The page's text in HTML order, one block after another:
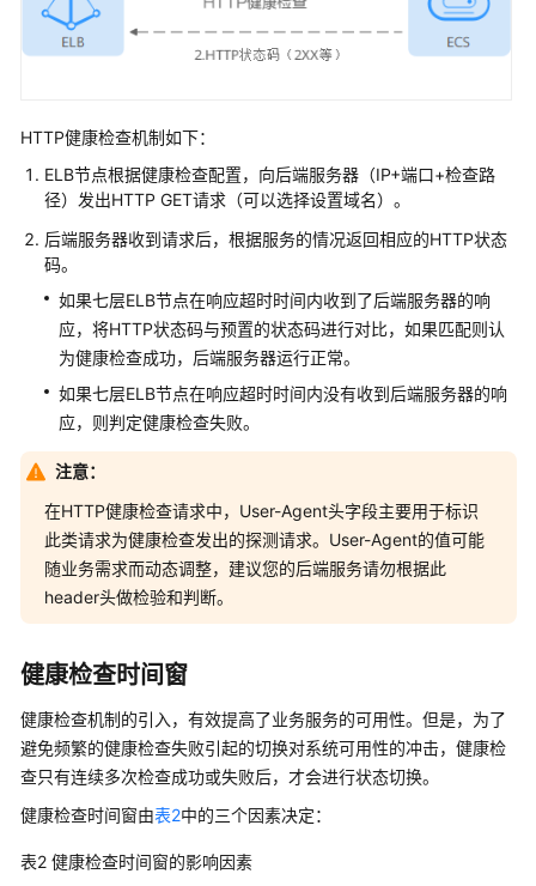
频
品
术
语
更
多
文
档
通
用
参
考
责
任
共
担
云
务
等
级
协
（SLA）
HTTP健康检查机制如下：
ELB节点根据健康检查配置，向后端服务器（IP+端口+检查路
径）发出HTTP GET请求（可以选择设置域名）。
后端服务器收到请求后，根据服务的情况返回相应的HTTP状态
码。
如果七层ELB节点在响应超时时间内收到了后端服务器的响
应，将HTTP状态码与预置的状态码进行对比，如果匹配则认
为健康检查成功，后端服务器运行正常。
如果七层ELB节点在响应超时时间内没有收到后端服务器的响
应，则判定健康检查失败。
注意：
在HTTP健康检查请求中，User-Agent头字段主要用于标识
此类请求为健康检查发出的探测请求。User-Agent的值可能
随业务需求而动态调整，建议您的后端服务请勿根据此
header头做检验和判断。
健康检查时间窗
健康检查机制的引入，有效提高了业务服务的可用性。但是，为了
避免频繁的健康检查失败引起的切换对系统可用性的冲击，健康检
查只有连续多次检查成功或失败后，才会进行状态切换。
健康检查时间窗由表2中的三个因素决定：
表2 健康检查时间窗的影响因素